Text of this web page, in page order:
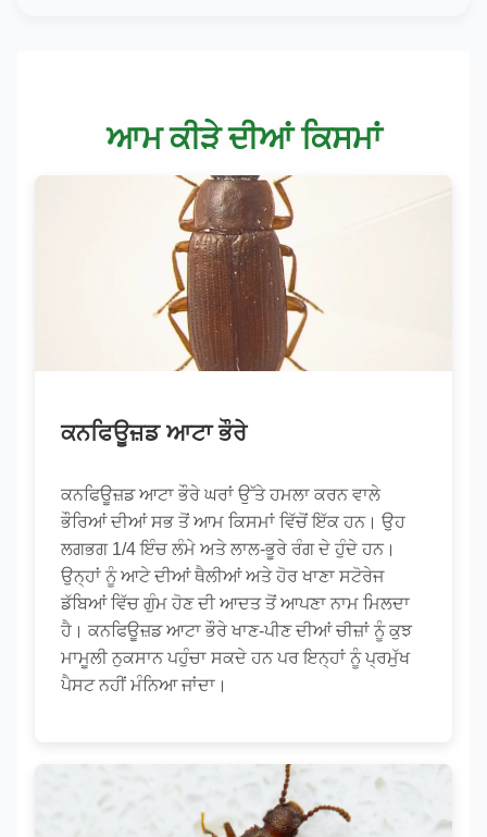
ਆਮ ਕੀੜੇ ਦੀਆਂ ਕਿਸਮਾਂ
ਕਨਫਿਊਜ਼ਡ ਆਟਾ ਭੌਰੇ
ਕਨਫਿਊਜ਼ਡ ਆਟਾ ਭੌਰੇ ਘਰਾਂ ਉੱਤੇ ਹਮਲਾ ਕਰਨ ਵਾਲੇ
ਭੌਰਿਆਂ ਦੀਆਂ ਸਭ ਤੋਂ ਆਮ ਕਿਸਮਾਂ ਵਿੱਚੋਂ ਇੱਕ ਹਨ। ਉਹ
ਲਗਭਗ 1/4 ਇੰਚ ਲੰਮੇ ਅਤੇ ਲਾਲ-ਭੂਰੇ ਰੰਗ ਦੇ ਹੁੰਦੇ ਹਨ।
ਉਨ੍ਹਾਂ ਨੂੰ ਆਟੇ ਦੀਆਂ ਥੈਲੀਆਂ ਅਤੇ ਹੋਰ ਖਾਣਾ ਸਟੋਰੇਜ
ਡੱਬਿਆਂ ਵਿੱਚ ਗੁੰਮ ਹੋਣ ਦੀ ਆਦਤ ਤੋਂ ਆਪਣਾ ਨਾਮ ਮਿਲਦਾ
ਹੈ। ਕਨਫਿਊਜ਼ਡ ਆਟਾ ਭੌਰੇ ਖਾਣ-ਪੀਣ ਦੀਆਂ ਚੀਜ਼ਾਂ ਨੂੰ ਕੁਝ
ਮਾਮੂਲੀ ਨੁਕਸਾਨ ਪਹੁੰਚਾ ਸਕਦੇ ਹਨ ਪਰ ਇਨ੍ਹਾਂ ਨੂੰ ਪ੍ਰਮੁੱਖ
ਪੈਸਟ ਨਹੀਂ ਮੰਨਿਆ ਜਾਂਦਾ।